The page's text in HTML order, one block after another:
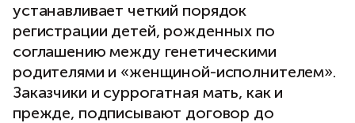
устанавливает четкий порядок
регистрации детей, рожденных по
соглашению между генетическими
родителями и «женщиной-исполнителем».
Заказчики и суррогатная мать, как и
прежде, подписывают договор до